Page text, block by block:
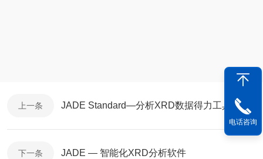
上一条 JADE Standard—分析XRD数据得力工具
下一条 JADE — 智能化XRD分析软件
电话咨询